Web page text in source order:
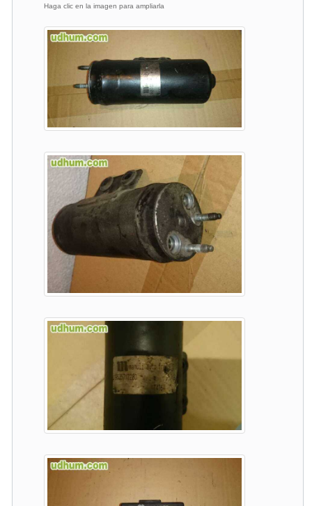
Haga clic en la imagen para ampliarla